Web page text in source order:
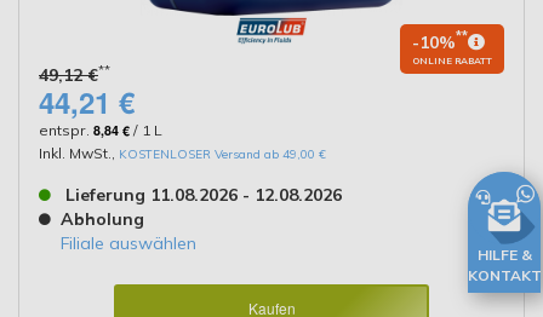
49,12 €**
-10%**
ONLINE RABATT
44,21 €
entspr. 8,84 € / 1 L
Inkl. MwSt.
KOSTENLOSER Versand ab 49,00 €
Lieferung 11.08.2026 - 12.08.2026
Abholung
Filiale auswählen
Kaufen
HILFE &
KONTAKT